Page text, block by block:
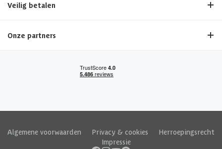
Veilig betalen
Onze partners
Algemene voorwaarden Privacy & cookies
Herroepingsrecht
Impressie